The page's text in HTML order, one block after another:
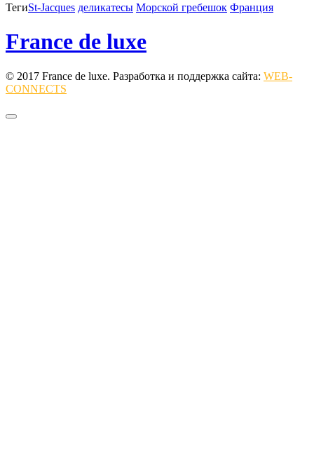
ТегиSt-Jacques деликатесы Морской гребешок Франция
France de luxe
© 2017 France de luxe. Разработка и поддержка сайта: WEB-
CONNECTS